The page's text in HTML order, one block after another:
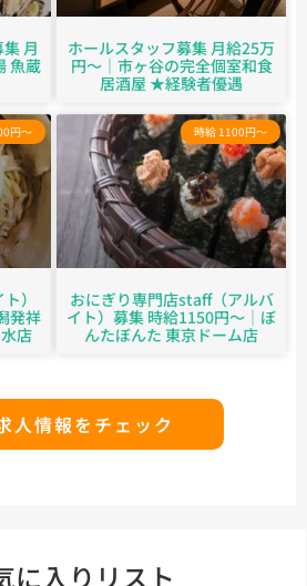
月
魚蔵
ホールスタッフ募集 月給25万
円〜｜市ヶ谷の完全個室和食
居酒屋 ★経験者優遇
円～
）
発祥
店
時給 1100円～
おにぎり専門店staff（アルバ
イト）募集 時給1150円～｜ぼ
んたぼんた 東京ドーム店
人情報をチェック
に入りリスト